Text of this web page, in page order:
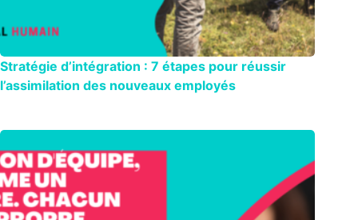
Stratégie d’intégration : 7 étapes pour réussir
l’assimilation des nouveaux employés